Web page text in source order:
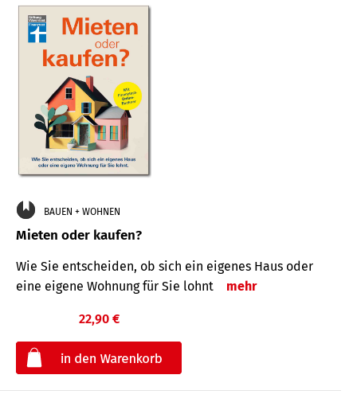
BAUEN + WOHNEN
Mieten oder kaufen?
Wie Sie entscheiden, ob sich ein eigenes Haus oder
eine eigene Wohnung für Sie lohnt
mehr
22,90 €